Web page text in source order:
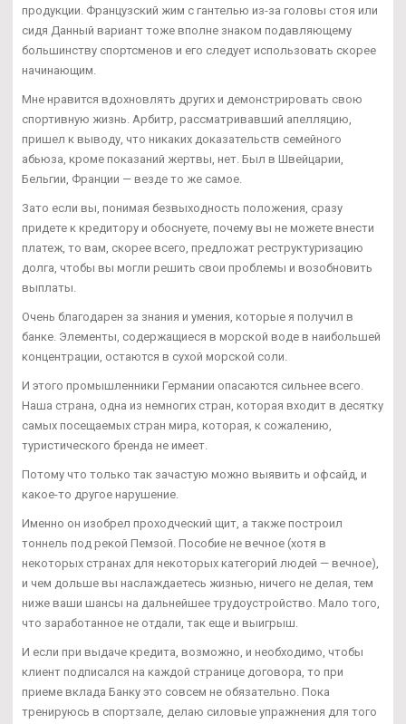
продукции. Французский жим с гантелью из-за головы стоя или
сидя Данный вариант тоже вполне знаком подавляющему
большинству спортсменов и его следует использовать скорее
начинающим.
Мне нравится вдохновлять других и демонстрировать свою
спортивную жизнь. Арбитр, рассматривавший апелляцию,
пришел к выводу, что никаких доказательств семейного
абьюза, кроме показаний жертвы, нет. Был в Швейцарии,
Бельгии, Франции — везде то же самое.
Зато если вы, понимая безвыходность положения, сразу
придете к кредитору и обоснуете, почему вы не можете внести
платеж, то вам, скорее всего, предложат реструктуризацию
долга, чтобы вы могли решить свои проблемы и возобновить
выплаты.
Очень благодарен за знания и умения, которые я получил в
банке. Элементы, содержащиеся в морской воде в наибольшей
концентрации, остаются в сухой морской соли.
И этого промышленники Германии опасаются сильнее всего.
Наша страна, одна из немногих стран, которая входит в десятку
самых посещаемых стран мира, которая, к сожалению,
туристического бренда не имеет.
Потому что только так зачастую можно выявить и офсайд, и
какое-то другое нарушение.
Именно он изобрел проходческий щит, а также построил
тоннель под рекой Пемзой. Пособие не вечное (хотя в
некоторых странах для некоторых категорий людей — вечное),
и чем дольше вы наслаждаетесь жизнью, ничего не делая, тем
ниже ваши шансы на дальнейшее трудоустройство. Мало того,
что заработанное не отдали, так еще и выигрыш.
И если при выдаче кредита, возможно, и необходимо, чтобы
клиент подписался на каждой странице договора, то при
приеме вклада Банку это совсем не обязательно. Пока
тренируюсь в спортзале, делаю силовые упражнения для того